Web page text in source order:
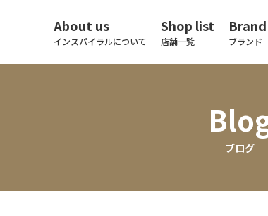
About us
インスパイラルについて
Shop list
店舗一覧
Brand
ブランド
ブログ